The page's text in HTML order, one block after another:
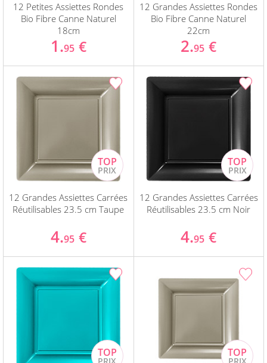
12 Petites Assiettes Rondes
Bio Fibre Canne Naturel
18cm
1.95 €
12 Grandes Assiettes Rondes
Bio Fibre Canne Naturel
22cm
2.95 €
12 Grandes Assiettes Carrées
Réutilisables 23.5 cm Taupe
4.95 €
12 Grandes Assiettes Carrées
Réutilisables 23.5 cm Noir
4.95 €